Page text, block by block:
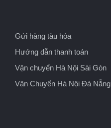
Gửi hàng tàu hỏa
Hướng dẫn thanh toán
Vận chuyển Hà Nội Sài Gòn
Vận Chuyển Hà Nội Đà Nẵng